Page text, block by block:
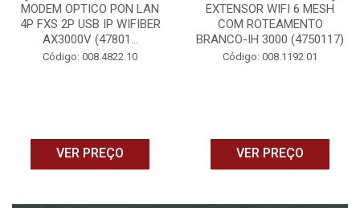
MODEM OPTICO PON LAN
4P FXS 2P USB IP WIFIBER
AX3000V (47801...
Código: 008.4822.10
VER PREÇO
EXTENSOR WIFI 6 MESH
COM ROTEAMENTO
BRANCO-IH 3000 (4750117)
Código: 008.1192.01
VER PREÇO